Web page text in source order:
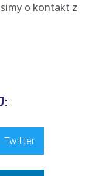
o kontakt z
Twitter